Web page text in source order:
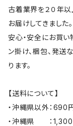
古着業界を２０年
お届けしてきました。
安心・安全にお買い
ン掛け、梱包、発送
ります。
【送料について】
・沖縄県以外：690
・沖縄県 ：